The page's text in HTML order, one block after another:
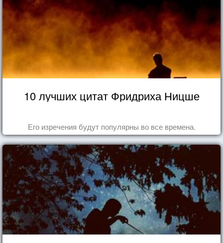
10 лучших цитат Фридриха Ницше
Его изречения будут популярны во все времена.